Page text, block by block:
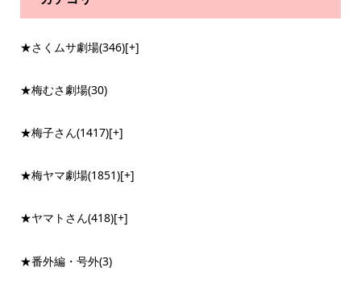
★さくムサ劇場(346)[+]
★梅むさ劇場(30)
★梅子さん(1417)[+]
★梅ヤマ劇場(1851)[+]
★ヤマトさん(418)[+]
★番外編・号外(3)